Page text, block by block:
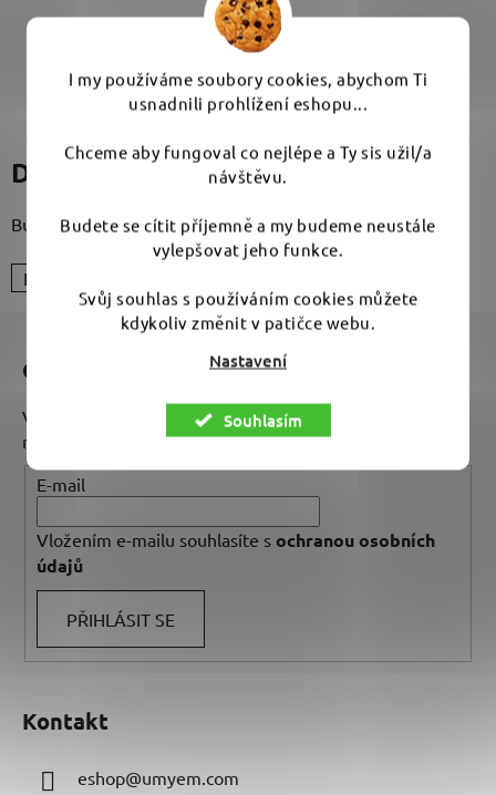
I my používáme soubory cookies, abychom Ti
usnadnili prohlížení eshopu...
Chceme aby fungoval co nejlépe a Ty sis užil/a
návštěvu.
Budete se cítit příjemně a my budeme neustále
vylepšovat jeho funkce.
Svůj souhlas s používáním cookies můžete
kdykoliv změnit v patičce webu.
Nastavení
Souhlasím
PŘEDCHOZÍ ČLÁNEK DALŠÍ ČLÁNEK
Diskuze (0)
Buďte první, kdo napíše příspěvek k této položce.
PŘIDAT KOMENTÁŘ
Odebírat newsletter
Vložte svůj e-mail a my vám budeme zasílat informace o
nových produktech na našem e-shopu.
E-mail
Vložením e-mailu souhlasíte s ochranou osobních
údajů
PŘIHLÁSIT SE
Kontakt
eshop@umyem.com